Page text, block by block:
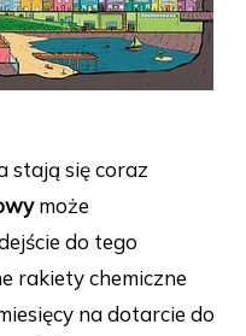
stają się coraz
może
do tego
rakiety chemiczne
na dotarcie do